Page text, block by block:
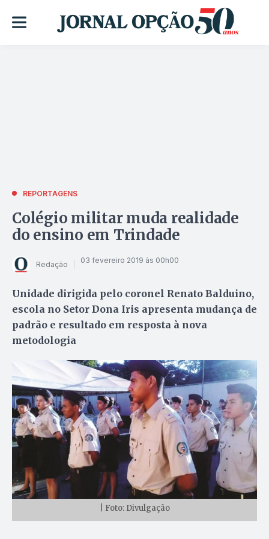
REPORTAGENS
Colégio militar muda realidade
do ensino em Trindade
Redação 03 fevereiro 2019 às 00h00
Unidade dirigida pelo coronel Renato Balduino,
escola no Setor Dona Iris apresenta mudança de
padrão e resultado em resposta à nova
metodologia
| Foto: Divulgação